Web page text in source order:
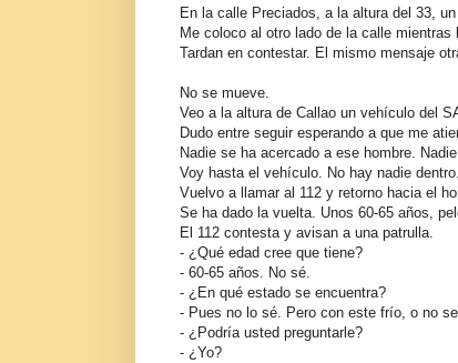
En la calle Preciados, a la altura del 33,
Me coloco al otro lado de la calle mientras
Tardan en contestar. El mismo mensaje
No se mueve.
Veo a la altura de Callao un vehículo del
Dudo entre seguir esperando a que me
Nadie se ha acercado a ese hombre.
Voy hasta el vehículo. No hay nadie
Vuelvo a llamar al 112 y retorno hacia el
Se ha dado la vuelta. Unos 60-65 años,
El 112 contesta y avisan a una patrulla.
- ¿Qué edad cree que tiene?
- 60-65 años. No sé.
- ¿En qué estado se encuentra?
- Pues no lo sé. Pero con este frío, o no
- ¿Podría usted preguntarle?
- ¿Yo?